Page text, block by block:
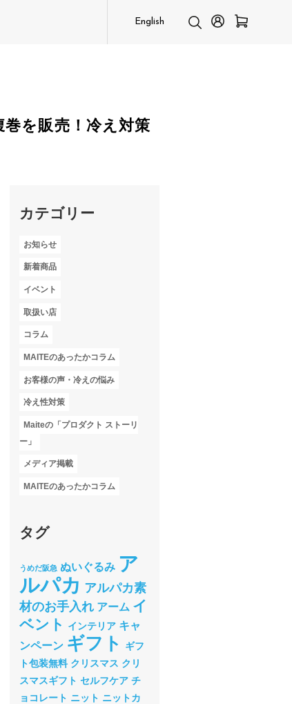
English
を販売！冷え対策
カテゴリー
お知らせ
新着商品
イベント
取扱い店
コラム
MAITEのあったかコラム
お客様の声・冷えの悩み
冷え性対策
Maiteの「プロダクト ストーリ
ー」
メディア掲載
MAITEのあったかコラム
タグ
うめだ阪急 ぬいぐるみ ア
ルパカ アルパカ素
材のお手入れ アーム イ
ベント
インテリア キャ
ンペーン ギフト
ギフ
ト包装無料 クリスマス クリ
スマスギフト セルフケア チ
ョコレート ニット ニットカ